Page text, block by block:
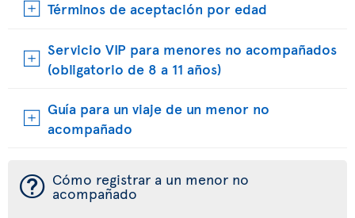
Términos de aceptación por edad
Servicio VIP para menores no acompañados
(obligatorio de 8 a 11 años)
Guía para un viaje de un menor no
acompañado
¯ Cómo registrar a un menor no
acompañado